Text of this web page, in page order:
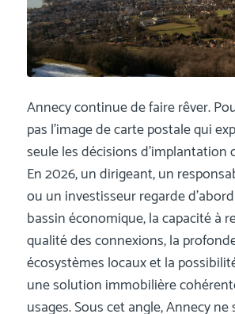
Annecy continue de faire rêver.
pas l’image de carte postale qui
seule les décisions d’implantation
En 2026, un dirigeant, un
ou un investisseur regarde
bassin économique, la capacité à
qualité des connexions, la
écosystèmes locaux et la
une solution immobilière
usages. Sous cet angle, Annecy ne